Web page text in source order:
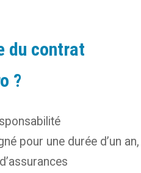
du contrat
?
pour une durée d’un an,